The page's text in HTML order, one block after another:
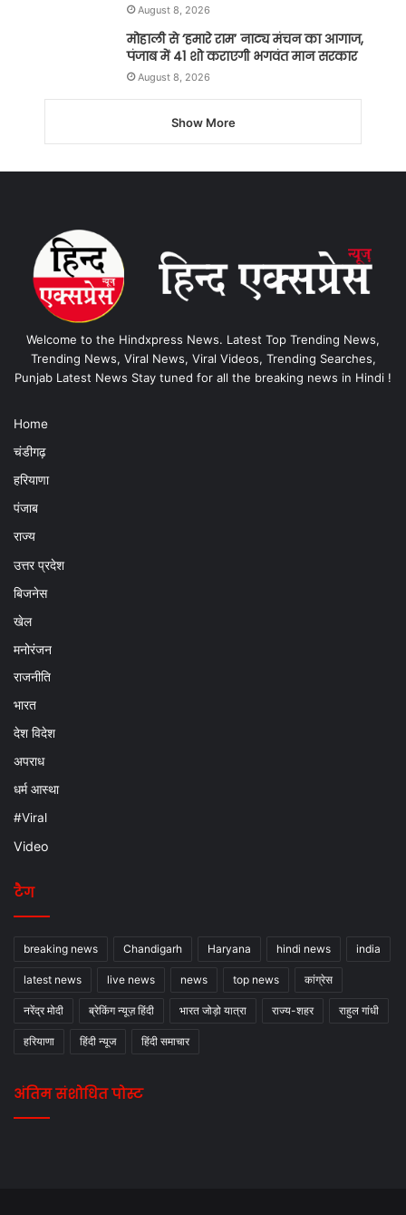
August 8, 2026
मोहाली से ‘हमारे राम’ नाट्य मंचन का आगाज,
पंजाब में 41 शो कराएगी भगवंत मान सरकार
August 8, 2026
Show More
Welcome to the Hindxpress News. Latest Top Trending News,
Trending News, Viral News, Viral Videos, Trending Searches,
Punjab Latest News Stay tuned for all the breaking news in Hindi !
Home
चंडीगढ़
हरियाणा
पंजाब
राज्य
उत्तर प्रदेश
बिजनेस
खेल
मनोरंजन
राजनीति
भारत
देश विदेश
अपराध
धर्म आस्था
#Viral
Video
टैग
breaking news Chandigarh Haryana hindi news india
latest news live news news top news कांग्रेस
नरेंद्र मोदी ब्रेकिंग न्यूज़ हिंदी भारत जोड़ो यात्रा राज्य-शहर राहुल गांधी
हरियाणा हिंदी न्यूज हिंदी समाचार
अंतिम संशोधित पोस्ट